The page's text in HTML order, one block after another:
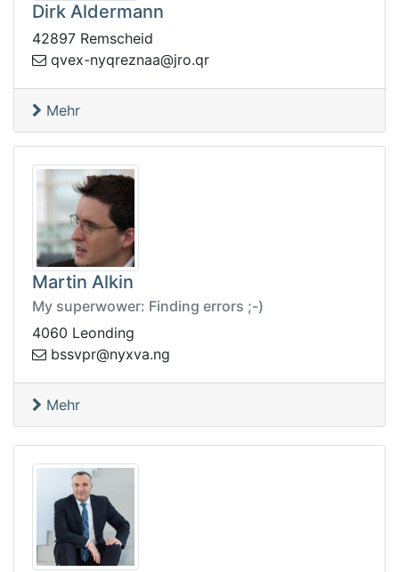
Dirk Aldermann
42897 Remscheid
rq.
orj@aanzerqyn-xevq
Mehr
Martin Alkin
My superwower: Finding errors ;-)
4060 Leonding
gn.avxy
n@rpvssb
Mehr